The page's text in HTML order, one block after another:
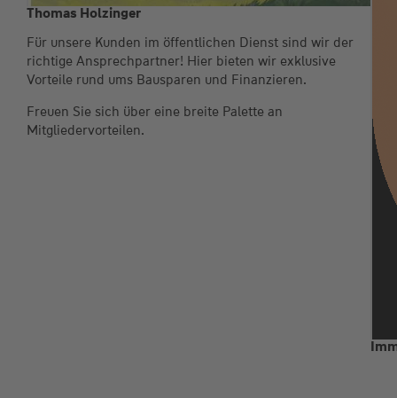
Thomas Holzinger
Für unsere Kunden im öffentlichen Dienst sind wir der
richtige Ansprechpartner! Hier bieten wir exklusive
Vorteile rund ums Bausparen und Finanzieren.
Freuen Sie sich über eine breite Palette an
Mitgliedervorteilen.